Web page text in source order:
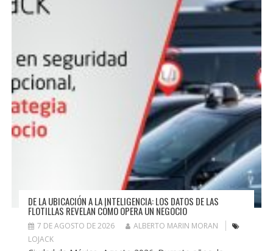
DE LA UBICACIÓN A LA INTELIGENCIA: LOS DATOS DE LAS
FLOTILLAS REVELAN CÓMO OPERA UN NEGOCIO
7 DE AGOSTO DE 2026
ALBERTO MARIN MORAN
LOJACK